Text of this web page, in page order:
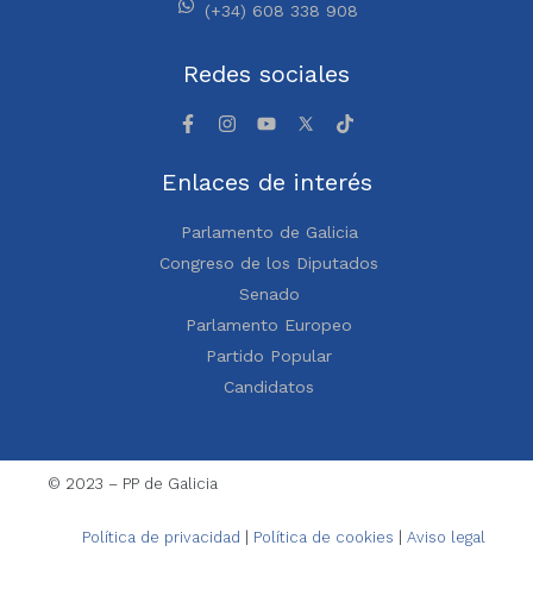
(+34) 608 338 908
Redes sociales
Enlaces de interés
Parlamento de Galicia
Congreso de los Diputados
Senado
Parlamento Europeo
Partido Popular
Candidatos
© 2023 – PP de Galicia
Política de privacidad Política de cookies Aviso legal